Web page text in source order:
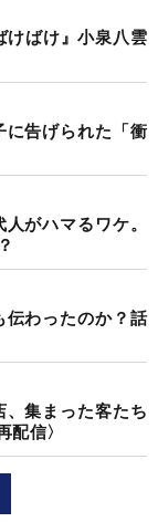
けばけ』小泉八雲
告げられた「衝
がハマるワケ。
わったのか？話
、集まった客たち
信〉